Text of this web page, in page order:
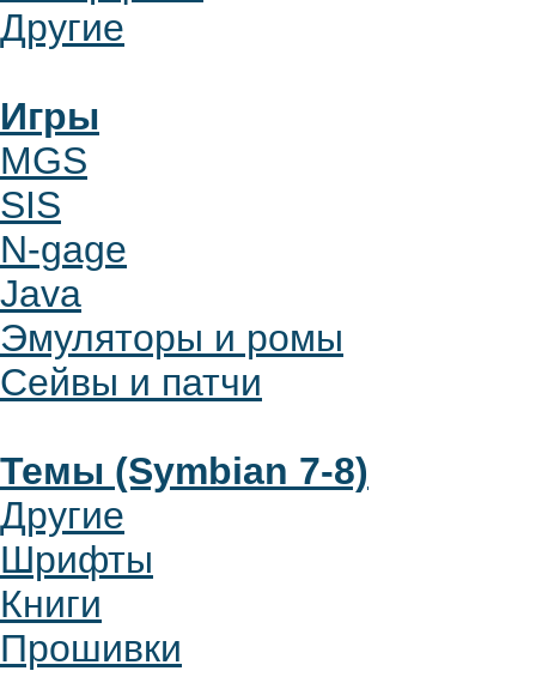
Другие
Игры
MGS
SIS
N-gage
Java
Эмуляторы и ромы
Сейвы и патчи
Темы (Symbian 7-8)
Другие
Шрифты
Книги
Прошивки